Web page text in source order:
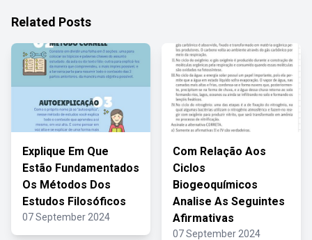
Related Posts
Explique Em Que
Estão Fundamentados
Os Métodos Dos
Estudos Filosóficos
07 September 2024
Com Relação Aos
Ciclos
Biogeoquímicos
Analise As Seguintes
Afirmativas
07 September 2024